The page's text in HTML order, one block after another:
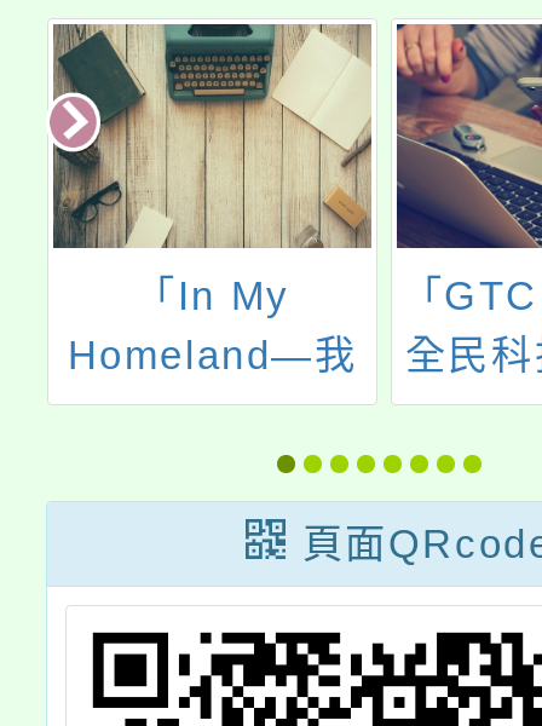
「In My
Homeland—我
的家園」國際繪
「
全民
冬季
頁面